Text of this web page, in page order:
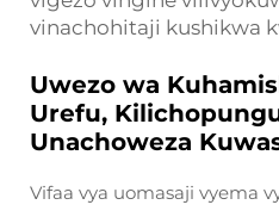
vinachohitaji kushikwa
Uwezo wa
Urefu,
Unachoweza
Vifaa vya uomasaji vyema